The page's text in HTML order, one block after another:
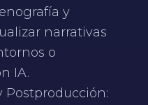
y
narrativas
o
IA.